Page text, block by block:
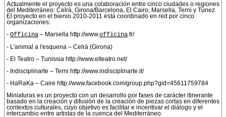
Actualmente el proyecto es una colaboración entre cinco ciudades o regiones
del Mediterráneo: Celrà, Girona/Barcelona, El Cairo, Marsella, Terni y Túnez.
El proyecto en el bienio 2010-2011 está coordinado en red por cinco
organizaciones:
- Officina – Marsella http://www.officina .fr/
- L'animal a l'esquena – Celrà (Girona)
- El Teatro – Tunissia http://www.elteatro.net/
- Indisciplinarte – Terni http://www.indisciplinarte.it/
- HaRaKa – Caire http://www.facebook.com/group.php?gid=45611759784
Miniaturas es un proyecto con un desarrollo por fases de carácter itinerante
basado en la creación y difusión de la creación de piezas cortas en diferentes
contextos culturales, cuyo objetivo es facilitar e incentivar el diálogo y el
intercambio entre artistas de la cuenca del Mediterráneo.